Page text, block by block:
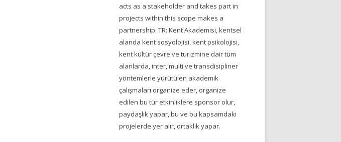
acts as a stakeholder and takes part in
projects within this scope makes a
partnership. TR: Kent Akademisi, kentsel
alanda kent sosyolojisi, kent psikolojisi,
kent kültür çevre ve turizmine dair tüm
alanlarda, inter, multi ve transdisipliner
yöntemlerle yürütülen akademik
çalışmaları organize eder, organize
edilen bu tür etkinliklere sponsor olur,
paydaşlık yapar, bu ve bu kapsamdaki
projelerde yer alır, ortaklık yapar.